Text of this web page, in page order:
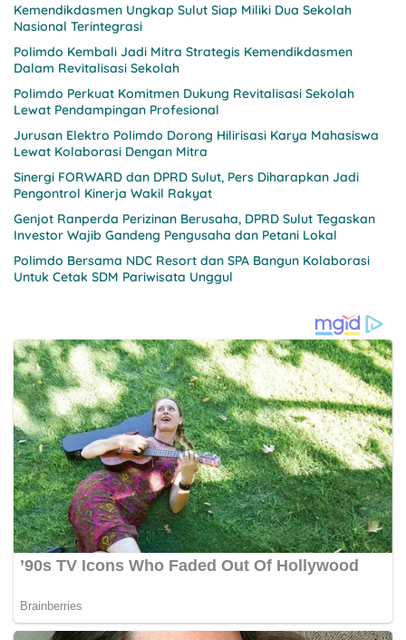
Kemendikdasmen Ungkap Sulut Siap Miliki Dua Sekolah
Nasional Terintegrasi
Polimdo Kembali Jadi Mitra Strategis Kemendikdasmen
Dalam Revitalisasi Sekolah
Polimdo Perkuat Komitmen Dukung Revitalisasi Sekolah
Lewat Pendampingan Profesional
Jurusan Elektro Polimdo Dorong Hilirisasi Karya Mahasiswa
Lewat Kolaborasi Dengan Mitra
Sinergi FORWARD dan DPRD Sulut, Pers Diharapkan Jadi
Pengontrol Kinerja Wakil Rakyat
Genjot Ranperda Perizinan Berusaha, DPRD Sulut Tegaskan
Investor Wajib Gandeng Pengusaha dan Petani Lokal
Polimdo Bersama NDC Resort dan SPA Bangun Kolaborasi
Untuk Cetak SDM Pariwisata Unggul